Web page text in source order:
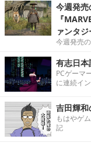
今週発
『
ァンタ
今週発売
有志日本
PCゲーマ
に連続イ
吉田輝
もはやゲ
記